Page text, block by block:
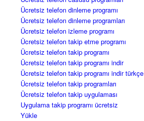
Ücretsiz telefon dinleme programı
Ücretsiz telefon dinleme programları
Ücretsiz telefon izleme programı
Ücretsiz telefon takip etme programı
Ücretsiz telefon takip programı
Ücretsiz telefon takip programı indir
Ücretsiz telefon takip programı indir türkçe
Ücretsiz telefon takip programları
Ücretsiz telefon takip uygulaması
Uygulama takip programı ücretsiz
Yükle